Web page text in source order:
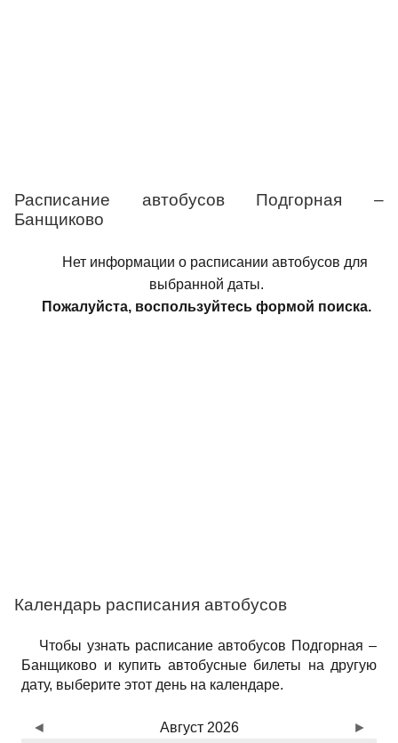
Расписание автобусов Подгорная –
Банщиково
Нет информации о расписании автобусов для
выбранной даты.
Пожалуйста, воспользуйтесь формой поиска.
Календарь расписания автобусов
Чтобы узнать расписание автобусов Подгорная –
Банщиково и купить автобусные билеты на другую
дату, выберите этот день на календаре.
Август 2026
◄ ►